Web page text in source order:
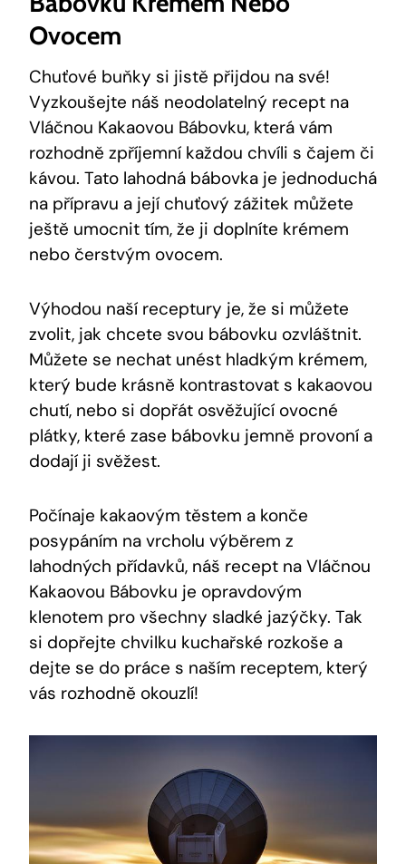
Ovocem
Chuťové buňky si jistě přijdou na své!
Vyzkoušejte​ náš neodolatelný recept na
Vláčnou Kakaovou ⁣Bábovku, která vám
rozhodně zpříjemní každou chvíli s čajem či
kávou. Tato ‍lahodná bábovka ⁣je jednoduchá
na přípravu a její‌ chuťový zážitek můžete
ještě umocnit tím, ⁣že ji doplníte krémem
nebo⁤ čerstvým ovocem.
Výhodou naší receptury je, že si můžete
zvolit, jak⁢ chcete svou bábovku ozvláštnit.
Můžete se nechat unést hladkým krémem,
který bude krásně kontrastovat s kakaovou
chutí, nebo si ⁣dopřát osvěžující ovocné
plátky, které zase⁣ bábovku​ jemně provoní a
dodají ji svěžest.
Počínaje kakaovým⁤ těstem a‍ konče
posypáním na ⁢vrcholu výběrem z‍
lahodných přídavků, náš ⁢recept na Vláčnou
Kakaovou ⁢Bábovku ⁤je opravdovým
⁣klenotem pro všechny ⁢sladké jazýčky. ‍Tak
si dopřejte‌ chvilku kuchařské rozkoše a
dejte ⁢se do ⁣práce s naším receptem, který
vás ⁣rozhodně⁢ okouzlí!